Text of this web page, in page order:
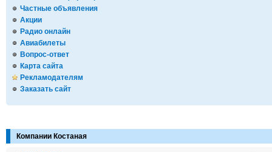
Частные объявления
Акции
Радио онлайн
Авиабилеты
Вопрос-ответ
Карта сайта
Рекламодателям
Заказать сайт
Компании Костаная